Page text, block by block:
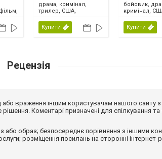
метод
драма, кримінал,
трилер, США,
Великобританія,
Ірландія, 2026
Купити
бойовик,
кримінал,
Купити
Рецензія
або враження іншим користувачам нашого сайту
Коментарі призначені для спілкування
або образ; безпосереднє порівняння з іншими
розміщення посилань на сторонні